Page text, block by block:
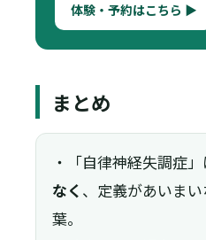
体験・予約はこちら ▶
まとめ
・「自律神経失調症
なく 、定義があいま
葉。